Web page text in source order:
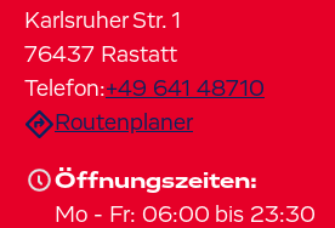
Karlsruher Str. 1
76437 Rastatt
Telefon:+49 641 48710
Routenplaner
Öffnungszeiten:
Mo - Fr: 06:00 bis 23:30